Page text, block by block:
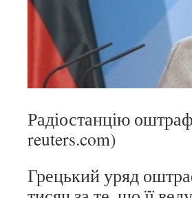
Радіостанцію
reuters.com)
Грецький уряд